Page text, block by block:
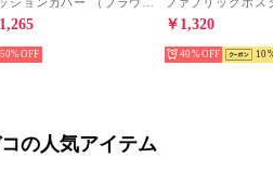
50%
￥1,320
40% 10
の人気アイテム